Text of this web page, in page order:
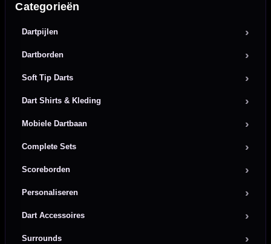
Categorieën
Dartpijlen
Dartborden
Soft Tip Darts
Dart Shirts & Kleding
Mobiele Dartbaan
Complete Sets
Scoreborden
Personaliseren
Dart Accessoires
Surrounds